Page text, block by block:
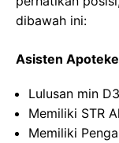
dibawah ini:
Asisten
Lulusan min
Memiliki STR
Memiliki